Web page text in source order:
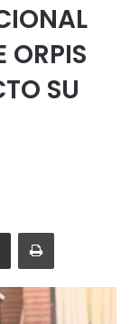
ORPIS
SU
Enviar vía email Imprimir